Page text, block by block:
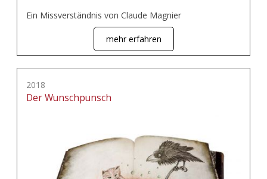
Ein Missverständnis von Claude Magnier
mehr erfahren
2018
Der Wunschpunsch